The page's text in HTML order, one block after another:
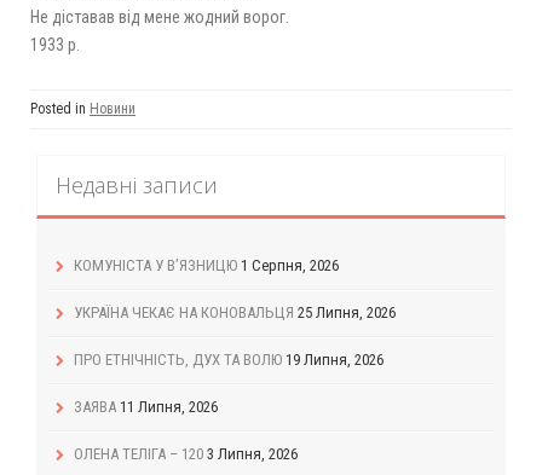
Не діставав від мене жодний ворог.
1933 р.
Posted in Новини
Недавні записи
КОМУНІСТА У В’ЯЗНИЦЮ 1 Серпня, 2026
УКРАЇНА ЧЕКАЄ НА КОНОВАЛЬЦЯ 25 Липня, 2026
ПРО ЕТНІЧНІСТЬ, ДУХ ТА ВОЛЮ 19 Липня, 2026
ЗАЯВА 11 Липня, 2026
ОЛЕНА ТЕЛІГА – 120 3 Липня, 2026